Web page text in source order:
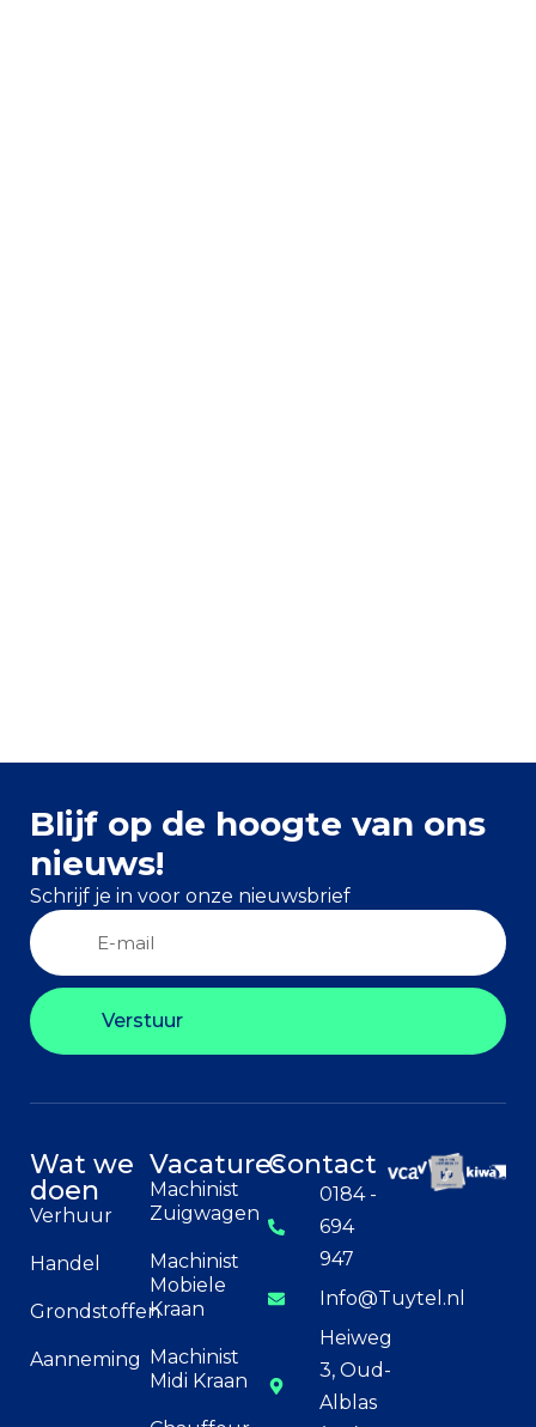
Blijf op de hoogte van ons
nieuws!
Schrijf je in voor onze nieuwsbrief
Verstuur
Wat we
doen
Verhuur
Handel
Grondstoffen
Aanneming
Vacatures
Machinist
Zuigwagen
Machinist
Mobiele
Kraan
Machinist
Midi Kraan
Contact
0184 -
694
947
Info@Tuytel.nl
Heiweg
3, Oud-
Alblas